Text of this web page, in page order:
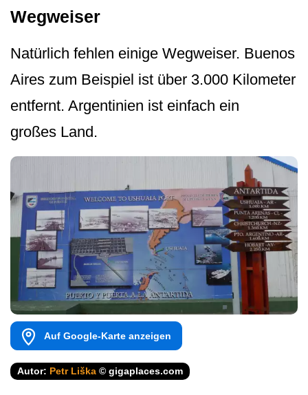
Wegweiser
Natürlich fehlen einige Wegweiser. Buenos
Aires zum Beispiel ist über 3.000 Kilometer
entfernt. Argentinien ist einfach ein
großes Land.
Auf Google-Karte anzeigen
Autor: Petr Liška © gigaplaces.com